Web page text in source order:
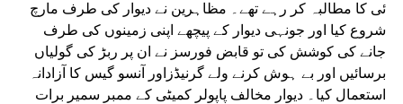
ئی کا مطالبہ کر رہے تھے۔ مظاہرین نے دیوار کی طرف مارچ
شروع کیا اور جونہی دیوار کے پیچھے اپنی زمینوں کی طرف
جانے کی کوشش کی تو قابض فورسز نے ان پر ربڑ کی گولیاں
برسائیں اور بے ہوش کرنے ولے گرنیڈزاور آنسو گیس کا آزادانہ
استعمال کیا۔ دیوار مخالف پاپولر کمیٹی کے ممبر سمیر برات